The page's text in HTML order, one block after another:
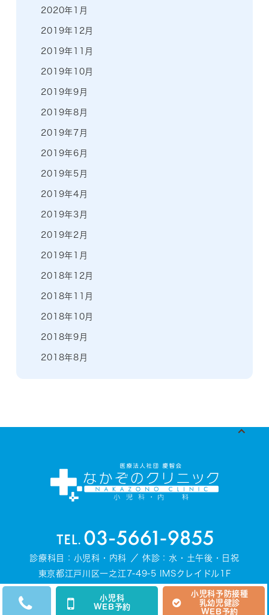
小児科
WEB予約
小児科予防接種
乳幼児健診
WEB予約
2020年1月
2019年12月
2019年11月
2019年10月
2019年9月
2019年8月
2019年7月
2019年6月
2019年5月
2019年4月
2019年3月
2019年2月
2019年1月
2018年12月
2018年11月
2018年10月
2018年9月
2018年8月
診療科目：小児科・内科 ／ 休診：水・土午後・日祝
東京都江戸川区一之江7-49-5 IMSクレイドル1F
© NAKAZONO CLINIC